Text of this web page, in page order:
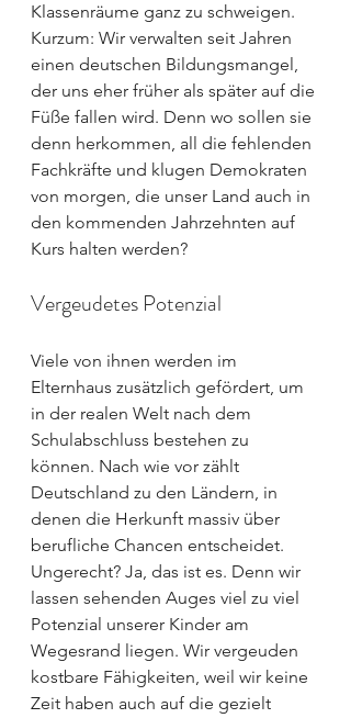
Klassenräume ganz zu schweigen.
Kurzum: Wir verwalten seit Jahren
einen deutschen Bildungsmangel,
der uns eher früher als später auf die
Füße fallen wird. Denn wo sollen sie
denn herkommen, all die fehlenden
Fachkräfte und klugen Demokraten
von morgen, die unser Land auch in
den kommenden Jahrzehnten auf
Kurs halten werden?
Vergeudetes Potenzial
Viele von ihnen werden im
Elternhaus zusätzlich gefördert, um
in der realen Welt nach dem
Schulabschluss bestehen zu
können. Nach wie vor zählt
Deutschland zu den Ländern, in
denen die Herkunft massiv über
berufliche Chancen entscheidet.
Ungerecht? Ja, das ist es. Denn wir
lassen sehenden Auges viel zu viel
Potenzial unserer Kinder am
Wegesrand liegen. Wir vergeuden
kostbare Fähigkeiten, weil wir keine
Zeit haben auch auf die gezielt